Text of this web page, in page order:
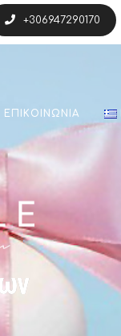
+306947290170
ΕΠΙΚΟΙΝΩΝΙΑ